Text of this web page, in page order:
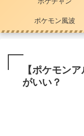
ポケモン風波
【ポケモン
がいい？